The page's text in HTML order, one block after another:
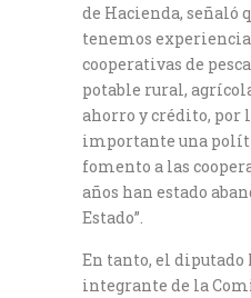
de Hacienda, señaló
tenemos
cooperativas de
potable rural,
ahorro y crédito, por
importante una
fomento a las
años han estado
Estado”.
En tanto, el diputado
integrante de la